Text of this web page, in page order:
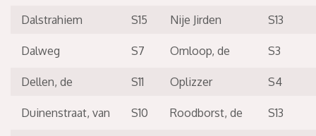
Dalstrahiem S15 Nije Jirden S13
Dalweg S7 Omloop, de S3
Dellen, de S11 Oplizzer S4
Duinenstraat, van S10 Roodborst, de S13